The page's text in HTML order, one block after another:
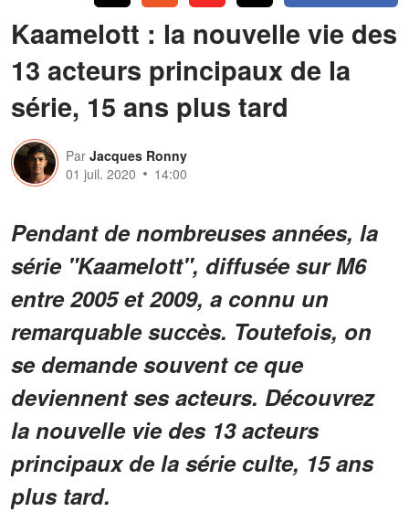
Kaamelott : la nouvelle vie des
13 acteurs principaux de la
série, 15 ans plus tard
Par Jacques Ronny
01 juil. 2020
14:00
Pendant de nombreuses années, la
série "Kaamelott", diffusée sur M6
entre 2005 et 2009, a connu un
remarquable succès. Toutefois, on
se demande souvent ce que
deviennent ses acteurs. Découvrez
la nouvelle vie des 13 acteurs
principaux de la série culte, 15 ans
plus tard.